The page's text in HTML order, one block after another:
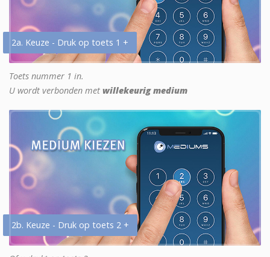
2a. Keuze - Druk op toets 1 +
Toets nummer 1 in.
U wordt verbonden met willekeurig medium
2b. Keuze - Druk op toets 2 +